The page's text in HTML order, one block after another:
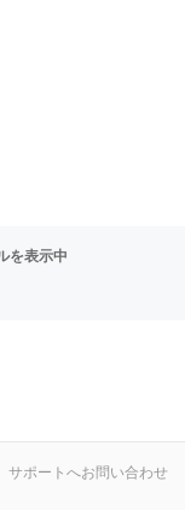
を表示中
サポートへお問い合わせ